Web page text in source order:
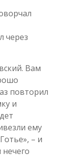
через
Вам
повторил
и
ему
– и